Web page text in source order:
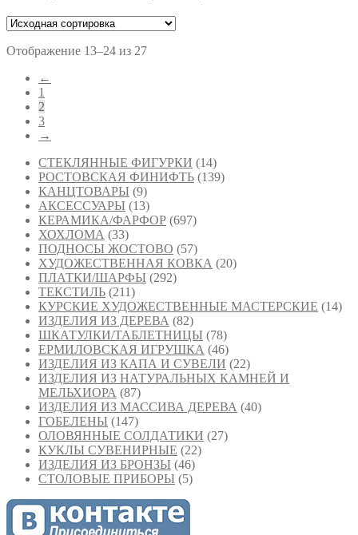
Отображение 13–24 из 27
←
1
2
3
→
СТЕКЛЯННЫЕ ФИГУРКИ (14)
РОСТОВСКАЯ ФИНИФТЬ (139)
КАНЦТОВАРЫ (9)
АКСЕССУАРЫ (13)
КЕРАМИКА/ФАРФОР (697)
ХОХЛОМА (33)
ПОДНОСЫ ЖОСТОВО (57)
ХУДОЖЕСТВЕННАЯ КОВКА (20)
ПЛАТКИ/ШАРФЫ (292)
ТЕКСТИЛЬ (211)
КУРСКИЕ ХУДОЖЕСТВЕННЫЕ МАСТЕРСКИЕ (14)
ИЗДЕЛИЯ ИЗ ДЕРЕВА (82)
ШКАТУЛКИ/ТАБЛЕТНИЦЫ (78)
ЕРМИЛОВСКАЯ ИГРУШКА (46)
ИЗДЕЛИЯ ИЗ КАПА И СУВЕЛИ (22)
ИЗДЕЛИЯ ИЗ НАТУРАЛЬНЫХ КАМНЕЙ И
МЕЛЬХИОРА (87)
ИЗДЕЛИЯ ИЗ МАССИВА ДЕРЕВА (40)
ГОБЕЛЕНЫ (147)
ОЛОВЯННЫЕ СОЛДАТИКИ (27)
КУКЛЫ СУВЕНИРНЫЕ (22)
ИЗДЕЛИЯ ИЗ БРОНЗЫ (46)
СТОЛОВЫЕ ПРИБОРЫ (5)